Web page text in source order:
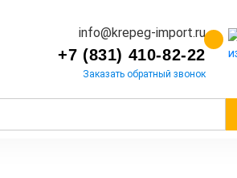
info@krepeg-import.ru
+7 (831) 410-82-22
Заказать обратный звонок